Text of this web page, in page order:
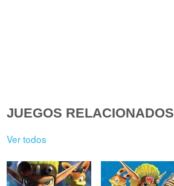
JUEGOS RELACIONADOS
Ver todos